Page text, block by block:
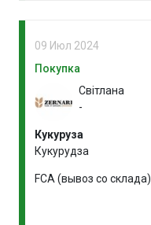
09 Июл 2024
Покупка
Світлана
-
Кукуруза
Кукурудза
FCA (вывоз со склада)